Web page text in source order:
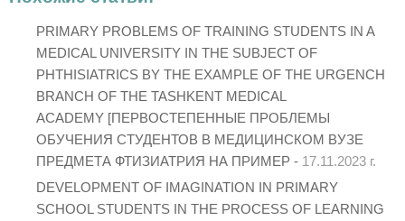
PRIMARY PROBLEMS OF TRAINING STUDENTS IN A
MEDICAL UNIVERSITY IN THE SUBJECT OF
PHTHISIATRICS BY THE EXAMPLE OF THE URGENCH
BRANCH OF THE TASHKENT MEDICAL
ACADEMY [ПЕРВОСТЕПЕННЫЕ ПРОБЛЕМЫ
ОБУЧЕНИЯ СТУДЕНТОВ В МЕДИЦИНСКОМ ВУЗЕ
ПРЕДМЕТА ФТИЗИАТРИЯ НА ПРИМЕР - 17.11.2023 г.
DEVELOPMENT OF IMAGINATION IN PRIMARY
SCHOOL STUDENTS IN THE PROCESS OF LEARNING